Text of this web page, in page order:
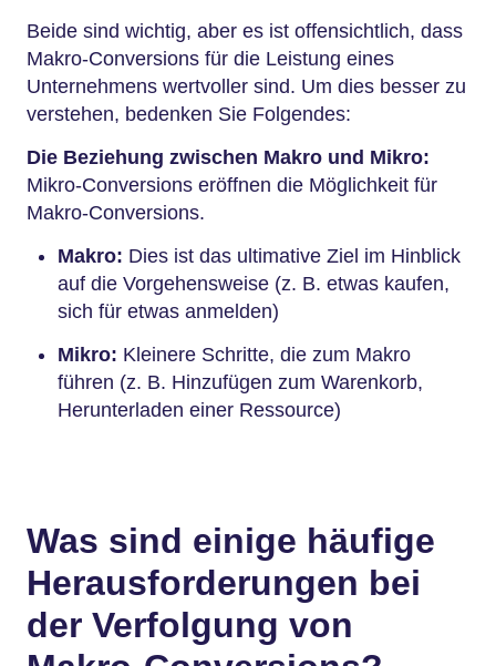
Beide sind wichtig, aber es ist offensichtlich, dass
Makro-Conversions für die Leistung eines
Unternehmens wertvoller sind. Um dies besser zu
verstehen, bedenken Sie Folgendes:
Die Beziehung zwischen Makro und Mikro:
Mikro-Conversions eröffnen die Möglichkeit für
Makro-Conversions.
Makro: Dies ist das ultimative Ziel im Hinblick
auf die Vorgehensweise (z. B. etwas kaufen,
sich für etwas anmelden)
Mikro: Kleinere Schritte, die zum Makro
führen (z. B. Hinzufügen zum Warenkorb,
Herunterladen einer Ressource)
Was sind einige häufige
Herausforderungen bei
der Verfolgung von